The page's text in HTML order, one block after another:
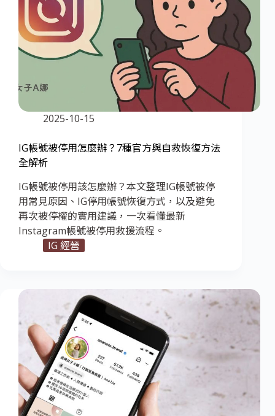
2025-10-15
IG帳號被停用怎麼辦？7種官方與自救恢復方法
全解析
IG帳號被停用該怎麼辦？本文整理IG帳號被停
用常見原因、IG停用帳號恢復方式，以及避免
再次被停權的實用建議，一次看懂最新
Instagram帳號被停用救援流程。
IG 經營